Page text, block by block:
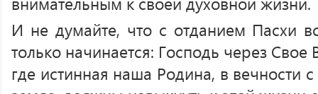
И не думайте, что с отданием Пасхи
только начинается: Господь через Свое
где истинная наша Родина, в